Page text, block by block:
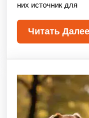
них источник для
Читать Далее